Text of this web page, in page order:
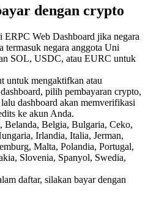
dengan crypto
ERPC Web Dashboard jika negara
termasuk negara anggota Uni
SOL, USDC, atau EURC untuk
untuk mengaktifkan atau
pilih pembayaran crypto,
dashboard akan memverifikasi
ke akun Anda.
Belanda, Belgia, Bulgaria, Ceko,
Irlandia, Italia, Jerman,
Malta, Polandia, Portugal,
Slovenia, Spanyol, Swedia,
daftar, silakan bayar dengan